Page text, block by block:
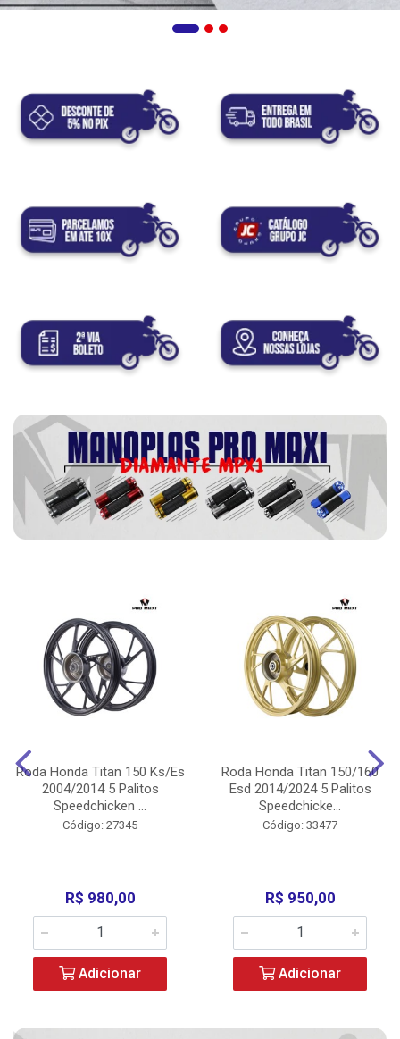
Roda Honda Titan 150 Ks/Es
2004/2014 5 Palitos
Speedchicken ...
Código: 27345
R$ 980,00
Adicionar
Roda Honda Titan 150/160
Esd 2014/2024 5 Palitos
Speedchicke...
Código: 33477
R$ 950,00
Adicionar